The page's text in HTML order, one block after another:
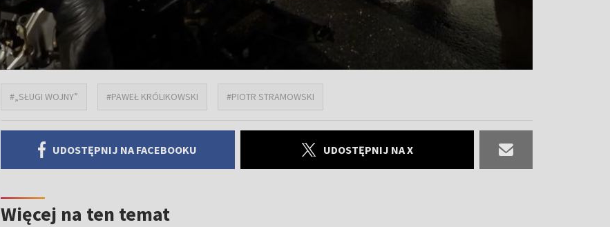
#„SŁUGI WOJNY” #PAWEŁ KRÓLIKOWSKI #PIOTR STRAMOWSKI
UDOSTĘPNIJ NA FACEBOOKU UDOSTĘPNIJ NA X
Więcej na ten temat